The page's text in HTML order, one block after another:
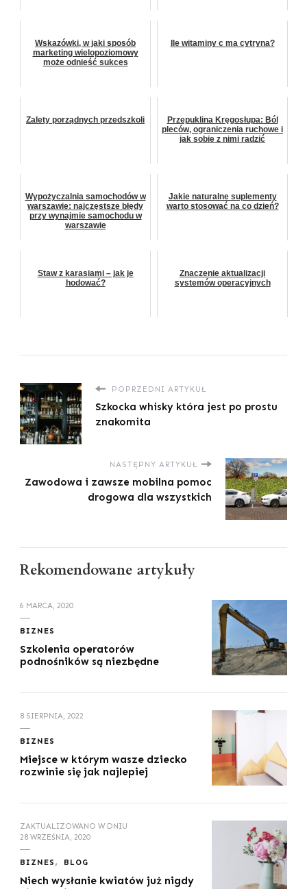
Wskazówki, w jaki sposób
marketing wielopoziomowy
może odnieść sukces
Ile witaminy c ma cytryna?
Zalety porządnych przedszkoli
Przepuklina Kręgosłupa: Ból
pleców, ograniczenia ruchowe i
jak sobie z nimi radzić
Wypożyczalnia samochodów w
warszawie: najczęstsze błędy
przy wynajmie samochodu w
warszawie
Jakie naturalne suplementy
warto stosować na co dzień?
Staw z karasiami – jak je
hodować?
Znaczenie aktualizacji
systemów operacyjnych
POPRZEDNI ARTYKUŁ
Szkocka whisky która jest po prostu
znakomita
NASTĘPNY ARTYKUŁ
Zawodowa i zawsze mobilna pomoc
drogowa dla wszystkich
Rekomendowane artykuły
6 MARCA, 2020
BIZNES
Szkolenia operatorów
podnośników są niezbędne
8 SIERPNIA, 2022
BIZNES
Miejsce w którym wasze dziecko
rozwinie się jak najlepiej
ZAKTUALIZOWANO W DNIU
28 WRZEŚNIA, 2020
BIZNES BLOG
Niech wysłanie kwiatów już nigdy